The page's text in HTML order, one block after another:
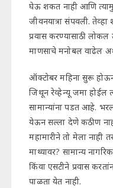
घेऊ शकत नाही आणि
जीवनयात्रा संपवली.
प्रवास करण्यासाठी
माणसाचे मनोबल वाढेल
ऑक्टोबर महिना सुरू
जिथून रेव्हेन्यू जमा होईल
सामान्यांना पडत आहे.
येऊन सल्ला देणे कठीण
महामारीने तो मेला नाही
माथ्यावर? सामान्य
किंवा एसटीने प्रवास
पाळता येत नाही.